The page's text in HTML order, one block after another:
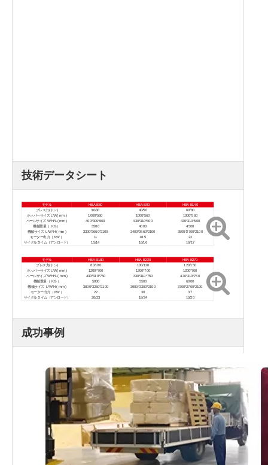
技術データシート
モデル HBA-B60 HBA-B90
HBA-B140
プレス力(トン)
30/30 40/50 60/80
ホッパーサイズ L*W( mm ) 1000*560 1000*560 1000*560
ベールサイズ W*H*L (mm) 400*300*600 430*310*600
430*310*600
機械重量（
KG） 3500 4000 4500
機械サイズ L*W*H( mm ) 3300*2660*2100 3400*2660*2100 3500*2700*2100
モーター出力（KW ） 11 18.5
22
サイクルタイム（アンロード）
15/14 16/16 16/17
モデル HBA-B180 HBA-B220
HBA-B270
プレス力(トン)
80/100 100/120 120/150
ホッパーサイズ L*W(mm) 1200*700 1200*700 1200*700
ベールサイズ W*H*L( mm) 430*310*750 430*310*750
430*310*750
機械重量（ KG ） 5000 5500 6000
機械サイズ L*W*H(mm) 3800*3250*2100 3900*3300*2100 3700*2700*2100
モーター出力（ KW 22 30
37
サイクルタイム（アンロード）
20/23 18/24 15/20
成功事例